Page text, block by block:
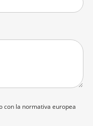
con la normativa europea